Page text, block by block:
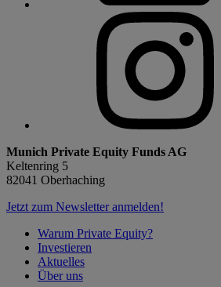
Munich Private Equity Funds AG
Keltenring 5
82041 Oberhaching
Jetzt zum Newsletter anmelden!
Warum Private Equity?
Investieren
Aktuelles
Über uns